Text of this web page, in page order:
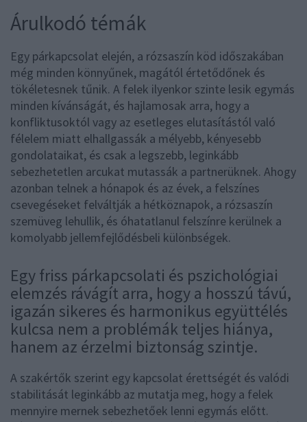
Árulkodó témák
Egy párkapcsolat elején, a rózsaszín köd időszakában
még minden könnyűnek, magától értetődőnek és
tökéletesnek tűnik. A felek ilyenkor szinte lesik egymás
minden kívánságát, és hajlamosak arra, hogy a
konfliktusoktól vagy az esetleges elutasítástól való
félelem miatt elhallgassák a mélyebb, kényesebb
gondolataikat, és csak a legszebb, leginkább
sebezhetetlen arcukat mutassák a partnerüknek. Ahogy
azonban telnek a hónapok és az évek, a felszínes
csevegéseket felváltják a hétköznapok, a rózsaszín
szemüveg lehullik, és óhatatlanul felszínre kerülnek a
komolyabb jellemfejlődésbeli különbségek.
Egy friss párkapcsolati és pszichológiai
elemzés rávágít arra, hogy a hosszú távú,
igazán sikeres és harmonikus együttélés
kulcsa nem a problémák teljes hiánya,
hanem az érzelmi biztonság szintje.
A szakértők szerint egy kapcsolat érettségét és valódi
stabilitását leginkább az mutatja meg, hogy a felek
mennyire mernek sebezhetőek lenni egymás előtt.